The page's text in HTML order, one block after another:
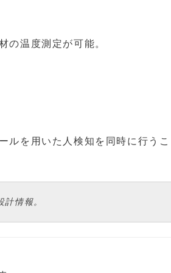
の温度測定が可能。
ルを用いた人検知を同時に行う
情報。